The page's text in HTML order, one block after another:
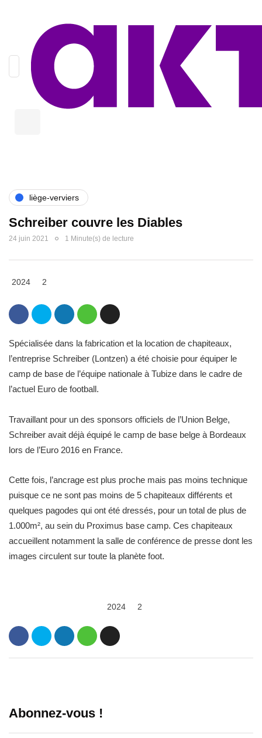
liège-verviers
Schreiber couvre les Diables
24 juin 2021 1 Minute(s) de lecture
2024 2
Spécialisée dans la fabrication et la location de chapiteaux,
l’entreprise Schreiber (Lontzen) a été choisie pour équiper le
camp de base de l’équipe nationale à Tubize dans le cadre de
l’actuel Euro de football.
Travaillant pour un des sponsors officiels de l’Union Belge,
Schreiber avait déjà équipé le camp de base belge à Bordeaux
lors de l’Euro 2016 en France.
Cette fois, l’ancrage est plus proche mais pas moins technique
puisque ce ne sont pas moins de 5 chapiteaux différents et
quelques pagodes qui ont été dressés, pour un total de plus de
1.000m², au sein du Proximus base camp. Ces chapiteaux
accueillent notamment la salle de conférence de presse dont les
images circulent sur toute la planète foot.
2024 2
Abonnez-vous !